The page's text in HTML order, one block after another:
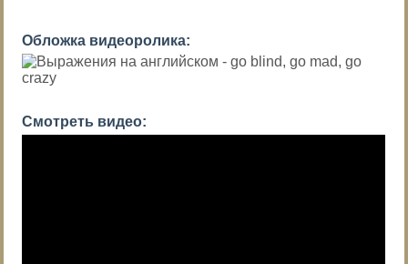
Обложка видеоролика:
Смотреть видео: